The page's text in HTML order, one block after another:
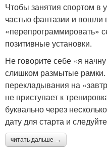
Чтобы занятия спортом в
частью фантазии и
«перепрограммировать»
позитивные установки.
Не говорите себе «я
слишком размытые
перекладывания на
не приступает к
буквально через
дату для старта и
читать дальше →